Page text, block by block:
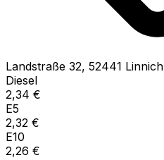
Landstraße 32, 52441 Linnich
Diesel
2,34 €
E5
2,32 €
E10
2,26 €